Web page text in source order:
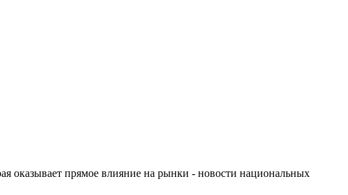
оказывает прямое влияние на рынки - новости национальных